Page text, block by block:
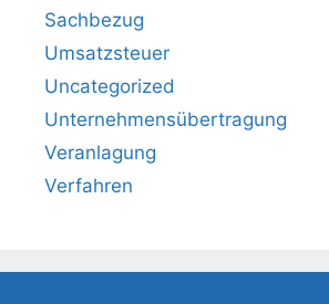
Sachbezug
Umsatzsteuer
Uncategorized
Unternehmensübertragung
Veranlagung
Verfahren